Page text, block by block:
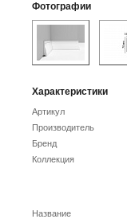
Фотографии
Характеристики
Артикул
Производитель
Бренд
Коллекция
Название